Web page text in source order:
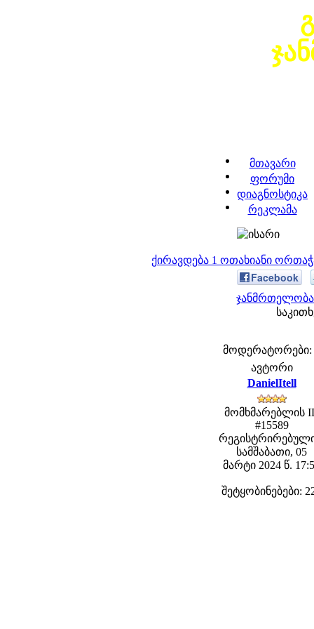
მთავარი
ფორუმი
დიაგნოსტიკა
რეკლამა
ქირავდება 1 ოთახიანი
Facebook
ჯანმრთელობა
მოდერატორები:
ავტორი
DanielItell
მომხმარებლის
#15589
სამშაბათი, 05
მარტი 2024 წ.
შეტყობინებები: